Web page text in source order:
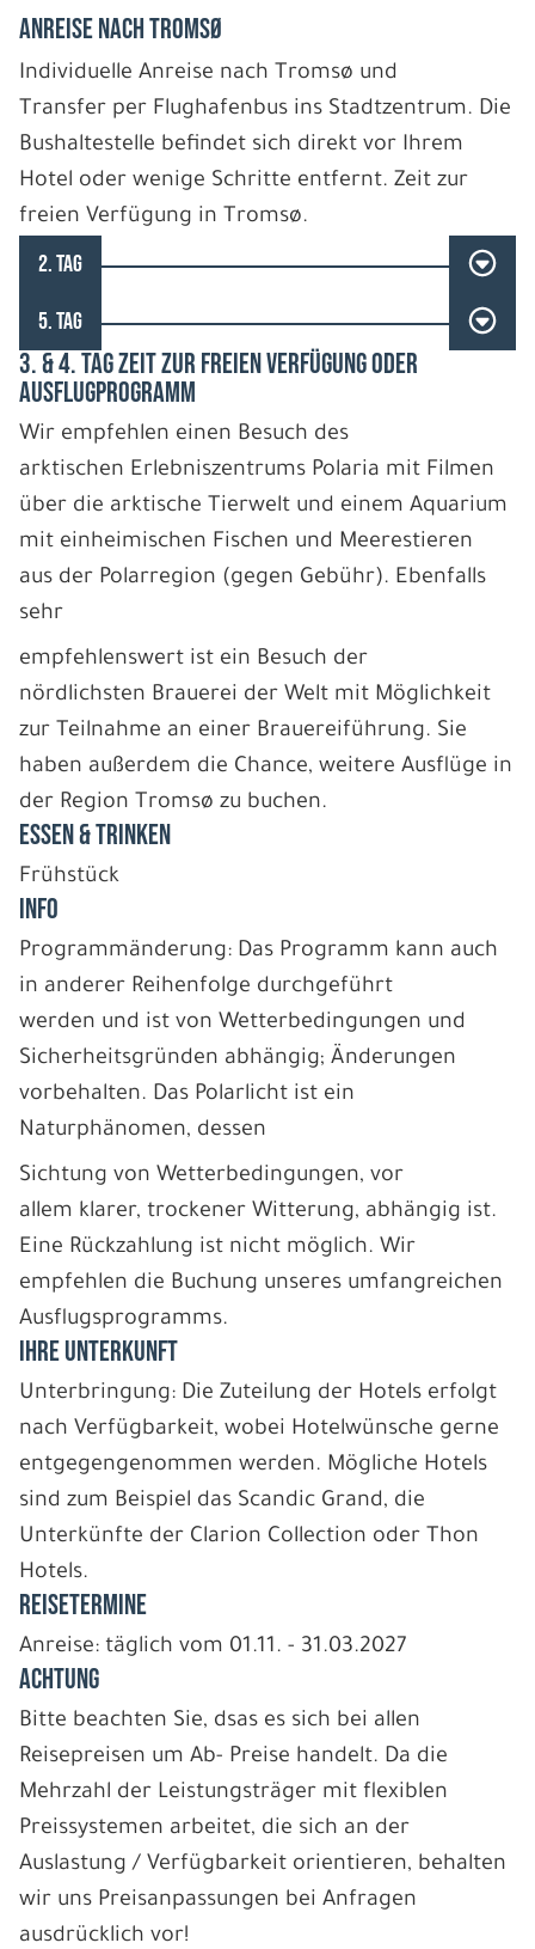
ANREISE NACH TROMSØ
Individuelle Anreise nach Tromsø und
Transfer per Flughafenbus ins Stadtzentrum. Die
Bushaltestelle befindet sich direkt vor Ihrem
Hotel oder wenige Schritte entfernt. Zeit zur
freien Verfügung in Tromsø.
2. TAG
5. TAG
3. & 4. TAG ZEIT ZUR FREIEN VERFÜGUNG ODER
AUSFLUGPROGRAMM
Wir empfehlen einen Besuch des
arktischen Erlebniszentrums Polaria mit Filmen
über die arktische Tierwelt und einem Aquarium
mit einheimischen Fischen und Meerestieren
aus der Polarregion (gegen Gebühr). Ebenfalls
sehr
empfehlenswert ist ein Besuch der
nördlichsten Brauerei der Welt mit Möglichkeit
zur Teilnahme an einer Brauereiführung. Sie
haben außerdem die Chance, weitere Ausflüge in
der Region Tromsø zu buchen.
ESSEN & TRINKEN
Frühstück
INFO
Programmänderung: Das Programm kann auch
in anderer Reihenfolge durchgeführt
werden und ist von Wetterbedingungen und
Sicherheitsgründen abhängig; Änderungen
vorbehalten. Das Polarlicht ist ein
Naturphänomen, dessen
Sichtung von Wetterbedingungen, vor
allem klarer, trockener Witterung, abhängig ist.
Eine Rückzahlung ist nicht möglich. Wir
empfehlen die Buchung unseres umfangreichen
Ausflugsprogramms.
IHRE UNTERKUNFT
Unterbringung: Die Zuteilung der Hotels erfolgt
nach Verfügbarkeit, wobei Hotelwünsche gerne
entgegengenommen werden. Mögliche Hotels
sind zum Beispiel das Scandic Grand, die
Unterkünfte der Clarion Collection oder Thon
Hotels.
REISETERMINE
Anreise: täglich vom 01.11. - 31.03.2027
ACHTUNG
Bitte beachten Sie, dsas es sich bei allen
Reisepreisen um Ab- Preise handelt. Da die
Mehrzahl der Leistungsträger mit flexiblen
Preissystemen arbeitet, die sich an der
Auslastung / Verfügbarkeit orientieren, behalten
wir uns Preisanpassungen bei Anfragen
ausdrücklich vor!